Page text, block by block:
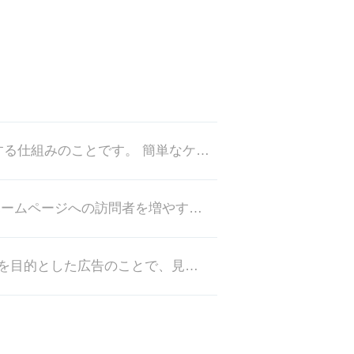
D2C（Direct to Consumer）とは、自社の商品を直接顧客に提供する仕組みのことです。 簡単なケースでは、
SEM（Search Engine Marketing）とは、検索エンジンから自社ホームページへの訪問者を増やすマーケテ
レスポンス広告とは、商品やサービスを販売することを目的とした広告のことで、見込み客となるユーザーに訴求するキャッチコピー